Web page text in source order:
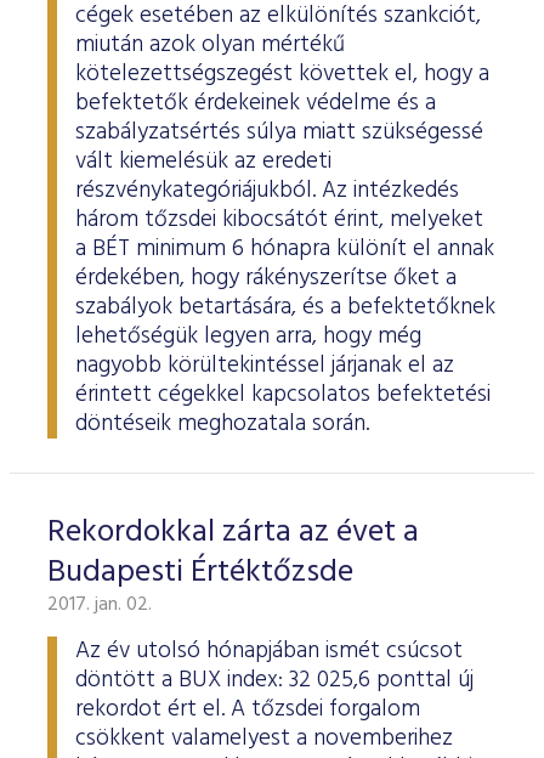
cégek esetében az elkülönítés szankciót,
miután azok olyan mértékű
kötelezettségszegést követtek el, hogy a
befektetők érdekeinek védelme és a
szabályzatsértés súlya miatt szükségessé
vált kiemelésük az eredeti
részvénykategóriájukból. Az intézkedés
három tőzsdei kibocsátót érint, melyeket
a BÉT minimum 6 hónapra különít el annak
érdekében, hogy rákényszerítse őket a
szabályok betartására, és a befektetőknek
lehetőségük legyen arra, hogy még
nagyobb körültekintéssel járjanak el az
érintett cégekkel kapcsolatos befektetési
döntéseik meghozatala során.
Rekordokkal zárta az évet a
Budapesti Értéktőzsde
2017. jan. 02.
Az év utolsó hónapjában ismét csúcsot
döntött a BUX index: 32 025,6 ponttal új
rekordot ért el. A tőzsdei forgalom
csökkent valamelyest a novemberihez